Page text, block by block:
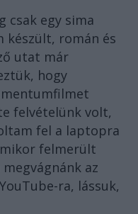
csak egy sima
készült, román és
utat már
hogy
felvételünk volt,
fel a laptopra
felmerült
az
ra, lássuk,